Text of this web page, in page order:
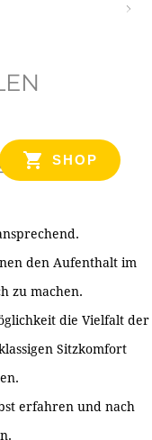
SHOP
den Aufenthalt im
zu machen.
die Vielfalt der
Sitzkomfort
erfahren und nach